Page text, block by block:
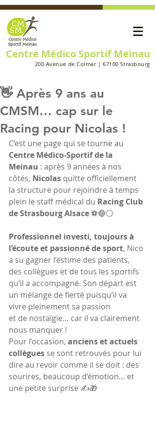
Centre Médico Sportif Meinau
200 Avenue de Colmar | 67100 Strasbourg
👋 Après 9 ans au
CMSM… cap sur le
Racing pour Nicolas !
C’est une page qui se tourne au
Centre Médico-Sportif de la
Meinau : après 9 années à nos
côtés, Nicolas quitte officiellement
la structure pour rejoindre à temps
plein le staff médical du Racing Club
de Strasbourg Alsace ⚽️🔵⚪️
Professionnel investi, toujours à
l’écoute et passionné de sport, Nico
a su gagner l’estime des patients,
des collègues et de tous les sportifs
qu’il a accompagné. Son départ est
un mélange de fierté puisqu’il va
vivre pleinement sa passion
et de nostalgie… car il va clairement
nous manquer !
Pour l’occasion, anciens et actuels
collègues se sont retrouvés pour lui
dire au revoir comme il se doit : des
sourires, beaucoup d’émotion… et
une petite surprise ✍️🎁